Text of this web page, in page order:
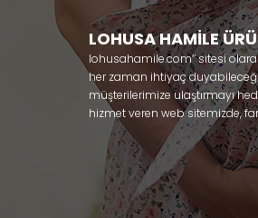
LOHUSA HAMİLE
lohusahamile.com’’ sitesi
her zaman ihtiyaç
müşterilerimize ulaştırmayı
hizmet veren web sitemizde,
ürünlerine sadece bir tık
kullanabileceğiniz ürünler ile
olmaya çalışmaktayız.
lohusa sabahlık, hamile
taç ve terlik gibi ürünleri bir